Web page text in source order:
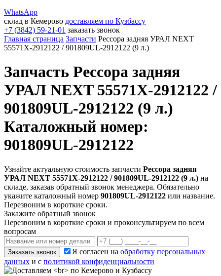
WhatsApp
склад в Кемерово доставляем по Кузбассу
+7 (3842) 59-21-01 заказать звонок
Главная страница Запчасти Рессора задняя УРАЛ NEXT
55571Х-2912122 / 901809UL-2912122 (9 л.)
Запчасть Рессора задняя
УРАЛ NEXT 55571Х-2912122 /
901809UL-2912122 (9 л.)
Каталожный номер:
901809UL-2912122
Узнайте актуальную стоимость запчасти Рессора задняя
УРАЛ NEXT 55571Х-2912122 / 901809UL-2912122 (9 л.) на
складе, заказав обратный звонок менеджера. Обязательно
укажите каталожный номер 901809UL-2912122 или название.
Перезвоним в короткие сроки.
Закажите обратный звонок
Перезвоним в короткие сроки и проконсультируем по всем
вопросам
Заказать звонок Я согласен на обработку персональных
данных и с политикой конфиденциальности